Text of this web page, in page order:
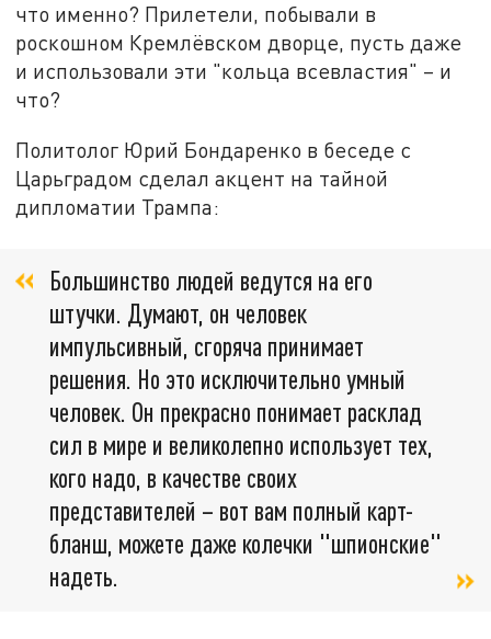
что именно? Прилетели, побывали в
роскошном Кремлёвском дворце, пусть даже
и использовали эти "кольца всевластия" – и
что?
Политолог Юрий Бондаренко в беседе с
Царьградом сделал акцент на тайной
дипломатии Трампа:
Большинство людей ведутся на его
штучки. Думают, он человек
импульсивный, сгоряча принимает
решения. Но это исключительно умный
человек. Он прекрасно понимает расклад
сил в мире и великолепно использует тех,
кого надо, в качестве своих
представителей – вот вам полный карт-
бланш, можете даже колечки "шпионские"
надеть.